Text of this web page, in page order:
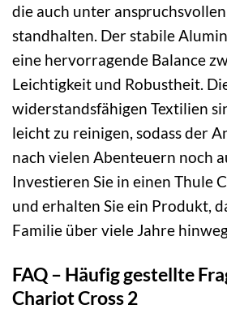
die auch unter
standhalten. Der stabile
eine hervorragende Balance
Leichtigkeit und Robustheit.
widerstandsfähigen Textilien
leicht zu reinigen, sodass der
nach vielen Abenteuern noch
Investieren Sie in einen Thule
und erhalten Sie ein Produkt,
Familie über viele Jahre
FAQ – Häufig gestellte
Chariot Cross 2